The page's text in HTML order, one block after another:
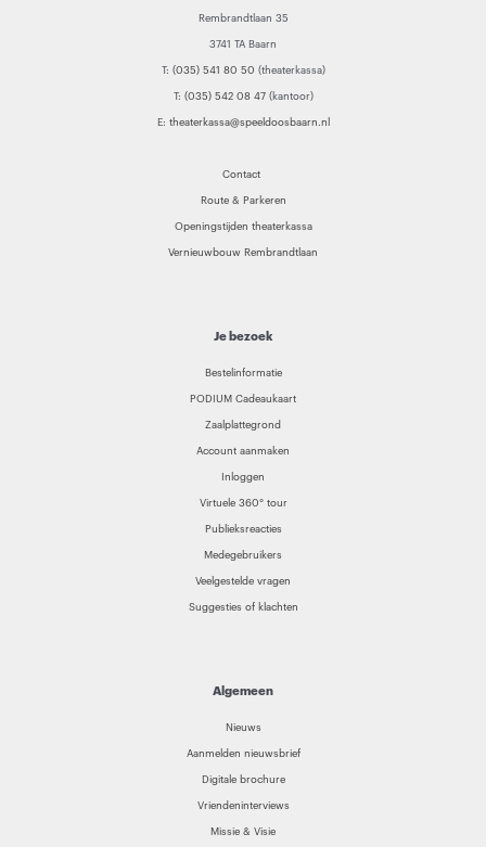
Rembrandtlaan 35
3741 TA Baarn
T: (035) 541 80 50 (theaterkassa)
T: (035) 542 08 47(kantoor)
E: theaterkassa@speeldoosbaarn.nl
Contact
Route & Parkeren
Openingstijden theaterkassa
Vernieuwbouw Rembrandtlaan
Je bezoek
Bestelinformatie
PODIUM Cadeaukaart
Zaalplattegrond
Account aanmaken
Inloggen
Virtuele 360° tour
Publieksreacties
Medegebruikers
Veelgestelde vragen
Suggesties of klachten
Algemeen
Nieuws
Aanmelden nieuwsbrief
Digitale brochure
Vriendeninterviews
Missie & Visie